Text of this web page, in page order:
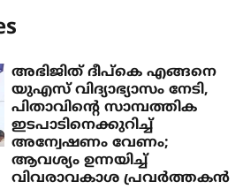
അഭിജിത് ദീപ്‌കെ എങ്ങനെ
യുഎസ് വിദ്യാഭ്യാസം നേടി,
പിതാവിന്റെ സാമ്പത്തിക
ഇടപാടിനെക്കുറിച്ച്
അന്വേഷണം വേണം;
ആവശ്യം ഉന്നയിച്ച്
വിവരാവകാശ പ്രവര്‍ത്തകന്‍